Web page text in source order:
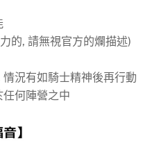
的, 請無視官方的爛描述)
況有如騎士精神後再行動
任何陣營之中